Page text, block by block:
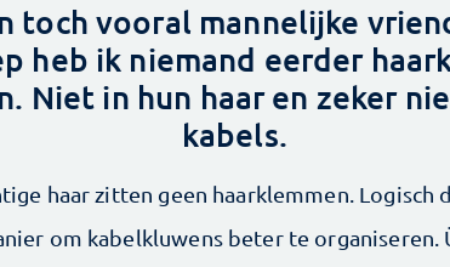
toch vooral mannelijke
­heb ik niemand eerder
Niet in hun haar en zeker
kabels.
haar zitten geen haarklemmen. ­Logisch
om kabelkluwens beter te organiseren.